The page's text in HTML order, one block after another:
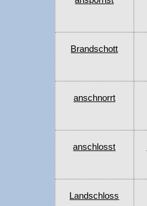
Brandschott
anschnorrt
anschlosst
Landschloss